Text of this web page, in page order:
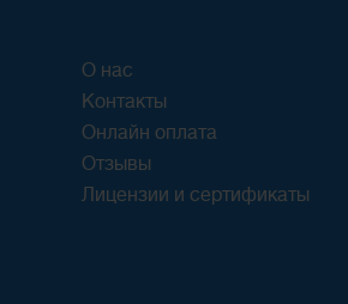
О нас
Контакты
Онлайн оплата
Отзывы
Лицензии и сертификаты